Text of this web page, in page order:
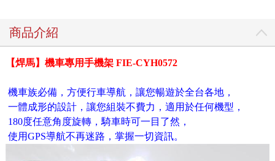
商品介紹
【焊馬】機車專用手機架 FIE-CYH0572
機車族必備，方便行車導航，讓您暢遊於全台各地，
一體成形的設計，讓您組裝不費力，適用於任何機型，
180度任意角度旋轉，騎車時可一目了然，
使用GPS導航不再迷路，掌握一切資訊。